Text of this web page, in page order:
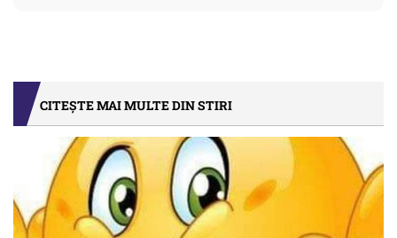
CITEȘTE MAI MULTE DIN STIRI